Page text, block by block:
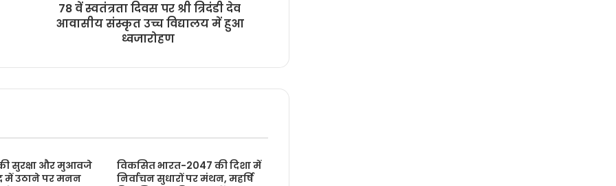
78 वें स्वतंत्रता दिवस पर श्री त्रिदंडी देव
आवासीय संस्कृत उच्च विद्यालय में हुआ
ध्वजारोहण
सुरक्षा और मुआवजे
में उठाने पर मनन
विकसित भारत-2047 की दिशा में
निर्वाचन सुधारों पर मंथन, महर्षि